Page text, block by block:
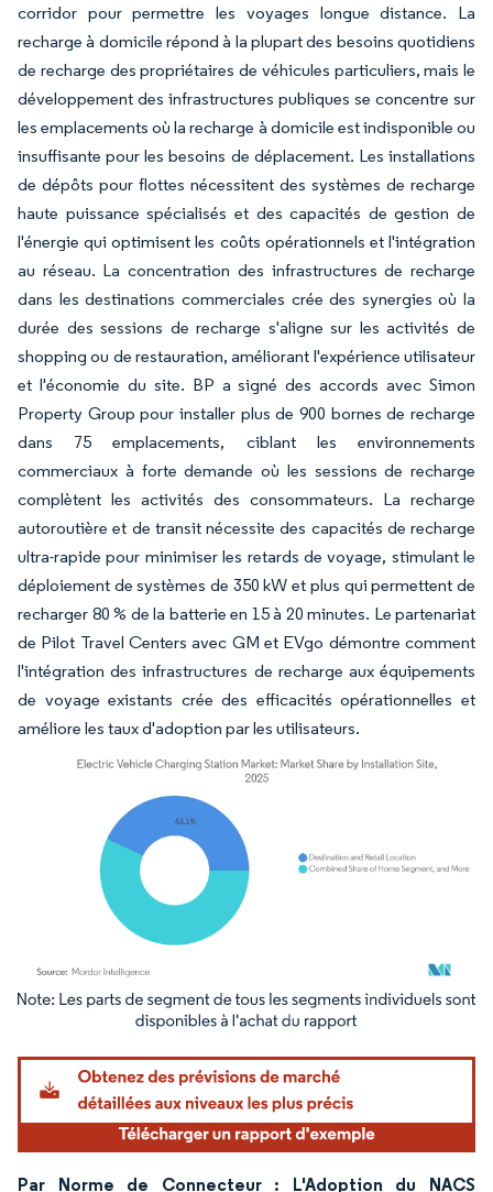
corridor pour permettre les voyages longue distance. La
recharge à domicile répond à la plupart des besoins quotidiens
de recharge des propriétaires de véhicules particuliers, mais le
développement des infrastructures publiques se concentre sur
les emplacements où la recharge à domicile est indisponible ou
insuffisante pour les besoins de déplacement. Les installations
de dépôts pour flottes nécessitent des systèmes de recharge
haute puissance spécialisés et des capacités de gestion de
l'énergie qui optimisent les coûts opérationnels et l'intégration
au réseau. La concentration des infrastructures de recharge
dans les destinations commerciales crée des synergies où la
durée des sessions de recharge s'aligne sur les activités de
shopping ou de restauration, améliorant l'expérience utilisateur
et l'économie du site. BP a signé des accords avec Simon
Property Group pour installer plus de 900 bornes de recharge
dans 75 emplacements, ciblant les environnements
commerciaux à forte demande où les sessions de recharge
complètent les activités des consommateurs. La recharge
autoroutière et de transit nécessite des capacités de recharge
ultra-rapide pour minimiser les retards de voyage, stimulant le
déploiement de systèmes de 350 kW et plus qui permettent de
recharger 80 % de la batterie en 15 à 20 minutes. Le partenariat
de Pilot Travel Centers avec GM et EVgo démontre comment
l'intégration des infrastructures de recharge aux équipements
de voyage existants crée des efficacités opérationnelles et
améliore les taux d'adoption par les utilisateurs.
Image © Mordor Intelligence. La réutilisation nécessite une attribution sous CC BY
Par Norme de Connecteur : L'Adoption du NACS